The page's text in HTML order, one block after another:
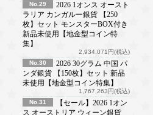
No.29
2026 1オンス オースト
ラリア カンガルー銀貨 【250
枚】セット モンスターBOX付き
新品未使用【地金型コイン特
集】
2,934,071円(税込)
No.30
2026 30グラム 中国 パ
ンダ銀貨 【150枚】セット 新品
未使用【地金型コイン特集】
1,767,263円(税込)
No.31
【セール】2026 1オン
ス オーストリア ウィーン銀貨